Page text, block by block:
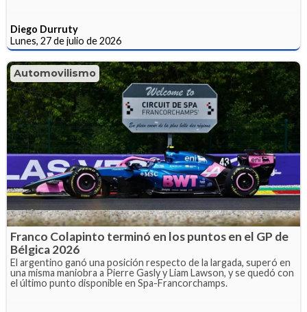
Diego Durruty
Lunes, 27 de julio de 2026
Automovilismo
Franco Colapinto terminó en los puntos en el GP de
Bélgica 2026
El argentino ganó una posición respecto de la largada, superó en
una misma maniobra a Pierre Gasly y Liam Lawson, y se quedó con
el último punto disponible en Spa-Francorchamps.